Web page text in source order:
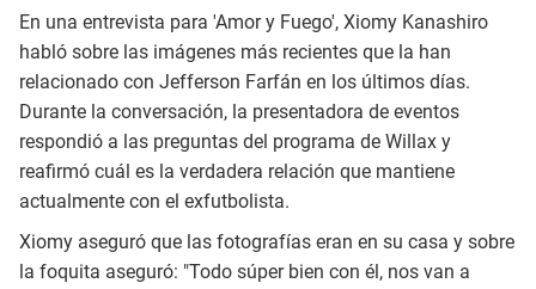
En una entrevista para 'Amor y Fuego', Xiomy Kanashiro
habló sobre las imágenes más recientes que la han
relacionado con Jefferson Farfán en los últimos días.
Durante la conversación, la presentadora de eventos
respondió a las preguntas del programa de Willax y
reafirmó cuál es la verdadera relación que mantiene
actualmente con el exfutbolista.
Xiomy aseguró que las fotografías eran en su casa y sobre
la foquita aseguró: "Todo súper bien con él, nos van a